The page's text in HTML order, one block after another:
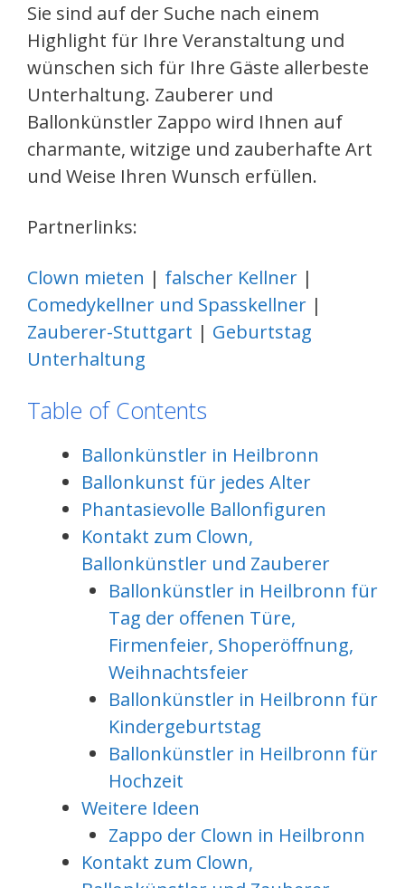
Sie sind auf der Suche nach einem
Highlight für Ihre Veranstaltung und
wünschen sich für Ihre Gäste allerbeste
Unterhaltung. Zauberer und
Ballonkünstler Zappo wird Ihnen auf
charmante, witzige und zauberhafte Art
und Weise Ihren Wunsch erfüllen.
Partnerlinks:
Clown mieten | falscher Kellner |
Comedykellner und Spasskellner |
Zauberer-Stuttgart | Geburtstag
Unterhaltung
Table of Contents
Ballonkünstler in Heilbronn
Ballonkunst für jedes Alter
Phantasievolle Ballonfiguren
Kontakt zum Clown,
Ballonkünstler und Zauberer
Ballonkünstler in Heilbronn für
Tag der offenen Türe,
Firmenfeier, Shoperöffnung,
Weihnachtsfeier
Ballonkünstler in Heilbronn für
Kindergeburtstag
Ballonkünstler in Heilbronn für
Hochzeit
Weitere Ideen
Zappo der Clown in Heilbronn
Kontakt zum Clown,